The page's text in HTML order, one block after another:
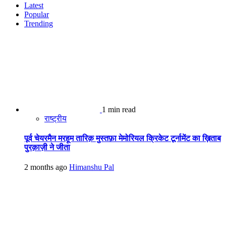
Latest
Popular
Trending
1 min read
राष्ट्रीय
पूर्व चेयरमैन मरहूम तारिक़ मुस्तफ़ा मेमोरियल क्रिकेट टूर्नामेंट का ख़िताब
पुरक़ाज़ी ने जीता
2 months ago Himanshu Pal